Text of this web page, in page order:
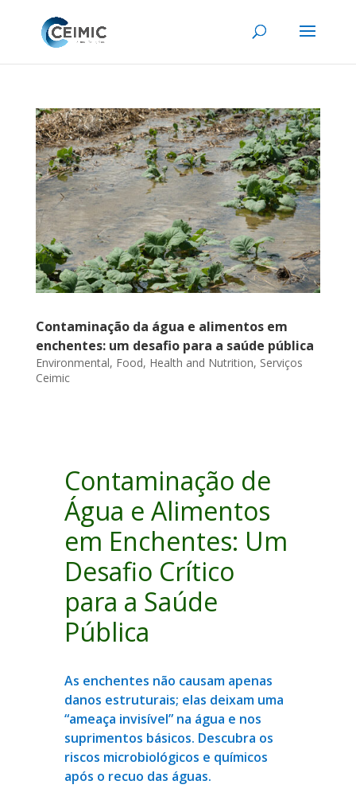
Contaminação da água e alimentos em
enchentes: um desafio para a saúde pública
Environmental, Food, Health and Nutrition, Serviços
Ceimic
Contaminação de
Água e Alimentos
em Enchentes: Um
Desafio Crítico
para a Saúde
Pública
As enchentes não causam apenas
danos estruturais; elas deixam uma
“ameaça invisível” na água e nos
suprimentos básicos. Descubra os
riscos microbiológicos e químicos
após o recuo das águas.